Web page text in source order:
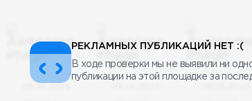
РЕКЛАМНЫХ ПУБЛИКАЦИЙ НЕТ :(
В ходе проверки мы не выявили ни
публикации на этой площадке за